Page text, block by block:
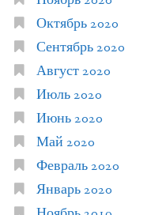
Октябрь 2020
Сентябрь 2020
Август 2020
Июль 2020
Июнь 2020
Май 2020
Февраль 2020
Январь 2020